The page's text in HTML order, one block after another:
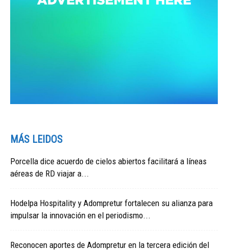
MÁS LEIDOS
Porcella dice acuerdo de cielos abiertos facilitará a líneas
aéreas de RD viajar a...
Hodelpa Hospitality y Adompretur fortalecen su alianza para
impulsar la innovación en el periodismo...
Reconocen aportes de Adompretur en la tercera edición del